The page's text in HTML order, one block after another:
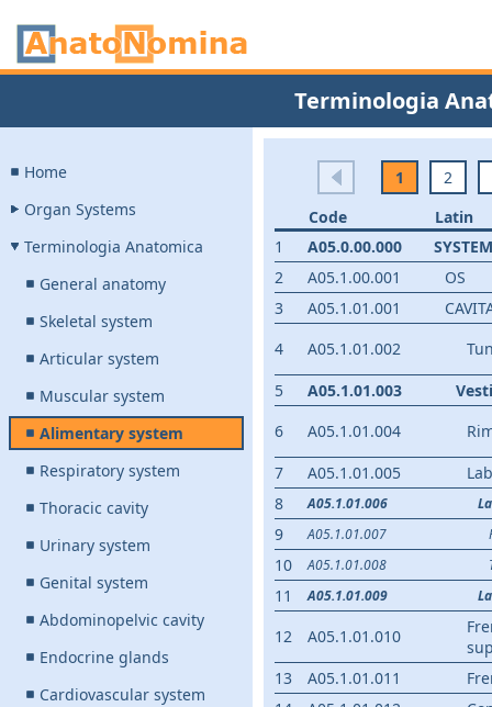
Terminologia
Home
Organ Systems
Terminologia Anatomica
General anatomy
Skeletal system
Articular system
Muscular system
Alimentary system
Respiratory system
Thoracic cavity
Urinary system
Genital system
Abdominopelvic cavity
Endocrine glands
Cardiovascular system
1
2
Code
Latin
1
A05.0.00.000
2
A05.1.00.001
OS
3
A05.1.01.001
4
A05.1.01.002
5
A05.1.01.003
6
A05.1.01.004
7
A05.1.01.005
8
A05.1.01.006
9 A05.1.01.007
10 A05.1.01.008
11 A05.1.01.009
12 A05.1.01.010
13
A05.1.01.011